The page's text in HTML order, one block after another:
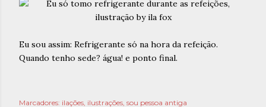
Eu sou assim: Refrigerante só na hora da refeição.
Quando tenho sede? água! e ponto final.
Marcadores: ilações ilustrações sou pessoa antiga